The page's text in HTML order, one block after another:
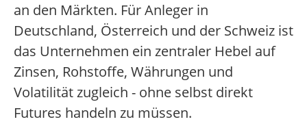
an den Märkten. Für Anleger in
Deutschland, Österreich und der Schweiz ist
das Unternehmen ein zentraler Hebel auf
Zinsen, Rohstoffe, Währungen und
Volatilität zugleich - ohne selbst direkt
Futures handeln zu müssen.